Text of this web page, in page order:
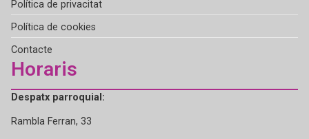
Política de privacitat
Política de cookies
Contacte
Horaris
Despatx parroquial:
Rambla Ferran, 33